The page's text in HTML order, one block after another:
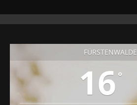
FÜRSTENWALDE
16 °